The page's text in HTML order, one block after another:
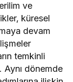
ve
küresel
devam
temkinli
Aynı dönemde